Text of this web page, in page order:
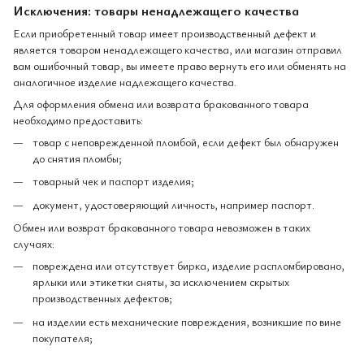
Исключения: товары ненадлежащего качества
Если приобретенный товар имеет производственный дефект и
является товаром ненадлежащего качества, или магазин отправил
вам ошибочный товар, вы имеете право вернуть его или обменять на
аналогичное изделие надлежащего качества.
Для оформления обмена или возврата бракованного товара
необходимо предоставить:
товар с неповрежденной пломбой, если дефект был обнаружен
до снятия пломбы;
товарный чек и паспорт изделия;
документ, удостоверяющий личность, например паспорт.
Обмен или возврат бракованного товара невозможен в таких
случаях:
повреждена или отсутствует бирка, изделие распломбировано,
ярлыки или этикетки сняты, за исключением скрытых
производственных дефектов;
на изделии есть механические повреждения, возникшие по вине
покупателя;